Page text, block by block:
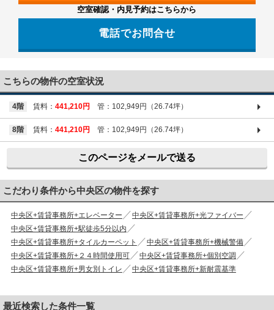
空室確認・内見予約はこちらから
電話でお問合せ
こちらの物件の空室状況
4階 賃料： 441,210円 管：102,949円（26.74坪）
8階 賃料： 441,210円 管：102,949円（26.74坪）
このページをメールで送る
こだわり条件から中央区の物件を探す
中央区+賃貸事務所+エレベーター
中央区+賃貸事務所+光ファイバー
中央区+賃貸事務所+駅徒歩5分以内
中央区+賃貸事務所+タイルカーペット
中央区+賃貸事務所+機械警備
中央区+賃貸事務所+２４時間使用可
中央区+賃貸事務所+個別空調
中央区+賃貸事務所+男女別トイレ
中央区+賃貸事務所+新耐震基準
最近検索した条件一覧